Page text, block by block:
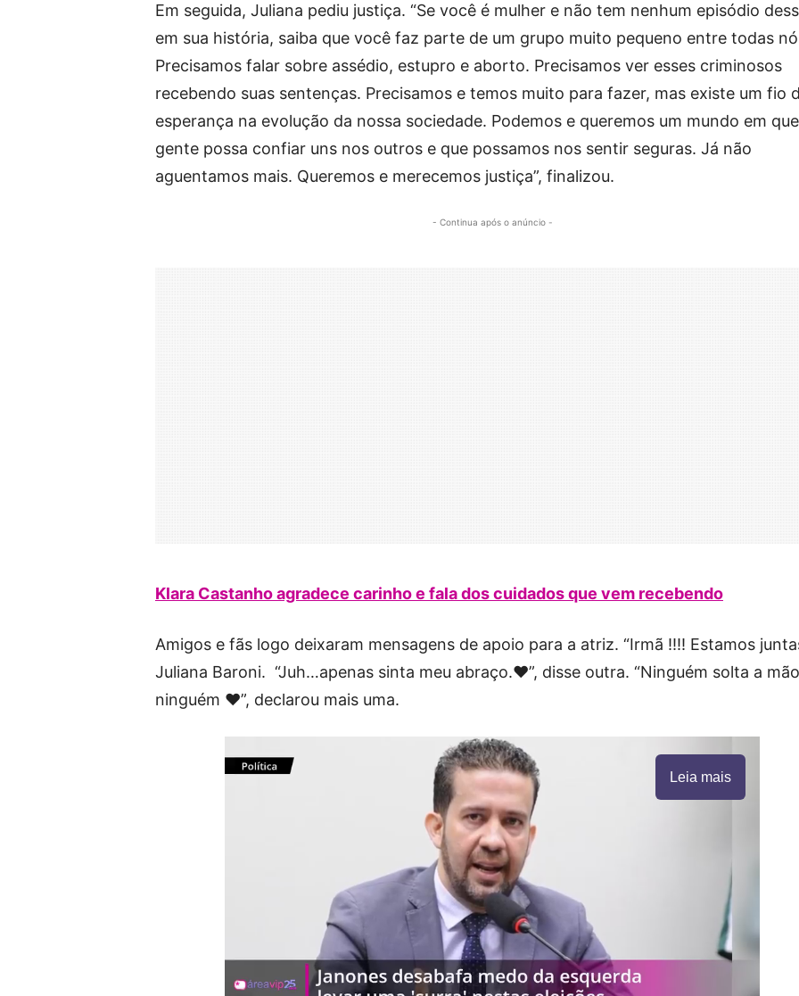
Em seguida, Juliana pediu justiça. “Se você é mulher e não tem nenhum episódio
em sua história, saiba que você faz parte de um grupo muito pequeno entre todas
Precisamos falar sobre assédio, estupro e aborto. Precisamos ver esses criminosos
recebendo suas sentenças. Precisamos e temos muito para fazer, mas existe um fio
esperança na evolução da nossa sociedade. Podemos e queremos um mundo em
gente possa confiar uns nos outros e que possamos nos sentir seguras. Já não
aguentamos mais. Queremos e merecemos justiça”, finalizou.
- Continua após o anúncio -
Klara Castanho agradece carinho e fala dos cuidados que vem recebendo
Amigos e fãs logo deixaram mensagens de apoio para a atriz. “Irmã !!!! Estamos
Juliana Baroni. “Juh…apenas sinta meu abraço.❤”, disse outra. “Ninguém solta a
ninguém ❤”, declarou mais uma.
Leia mais